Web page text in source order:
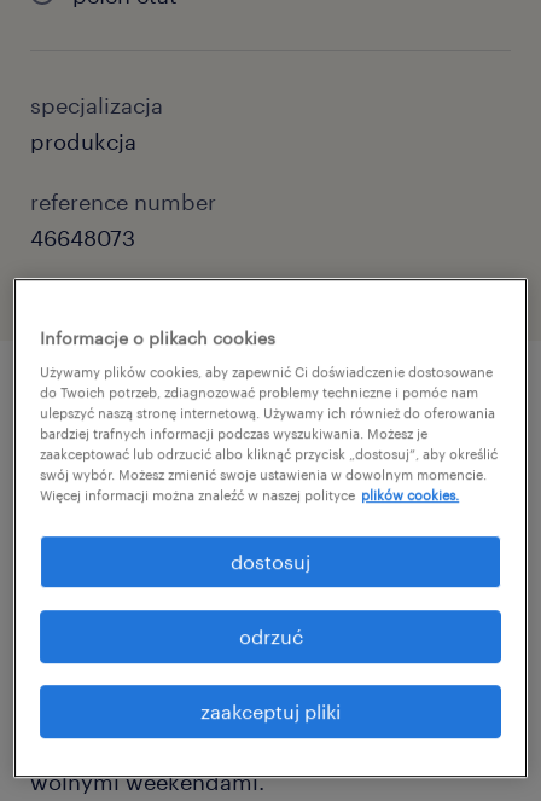
specjalizacja
produkcja
reference number
46648073
szczegóły oferty
Firma produkcyjna w Łodzi zatrudni
obsłudze tokarek lub frezarek. Wymagamy
oraz obsługi narzędzi pomiarowych.
Oferujemy stabilne zatrudnienie w systemie
3-zmianowym od poniedziałku do piątku
(6:00–14:00 | 14:00–22:00 | 22:00–6:00) z
wolnymi weekendami.
Informacje o plikach cookies
Używamy plików cookies, aby zapewnić Ci doświadczenie dostosowane
do Twoich potrzeb, zdiagnozować problemy techniczne i pomóc nam
ulepszyć naszą stronę internetową. Używamy ich również do oferowania
bardziej trafnych informacji podczas wyszukiwania. Możesz je
zaakceptować lub odrzucić albo kliknąć przycisk „dostosuj”, aby określić
swój wybór. Możesz zmienić swoje ustawienia w dowolnym momencie.
Więcej informacji można znaleźć w naszej polityce plików cookies.
zaakceptuj pliki
odrzuć
dostosuj